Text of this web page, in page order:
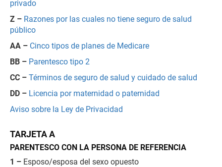
privado
Z – Razones por las cuales no tiene seguro de salud
público
AA – Cinco tipos de planes de Medicare
BB – Parentesco tipo 2
CC – Términos de seguro de salud y cuidado de salud
DD – Licencia por maternidad o paternidad
Aviso sobre la Ley de Privacidad
TARJETA A
PARENTESCO CON LA PERSONA DE REFERENCIA
1 – Esposo/esposa del sexo opuesto